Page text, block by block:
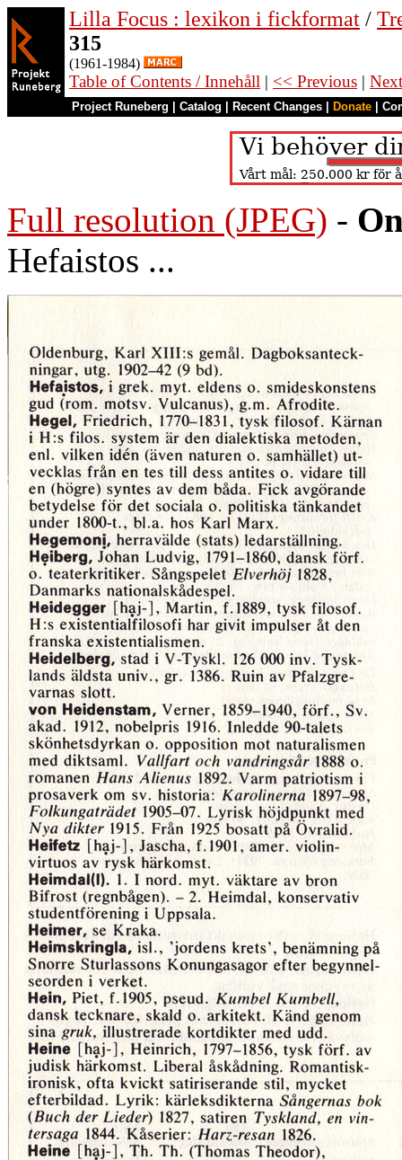
Lilla Focus : lexikon i fickformat /
315
(1961-1984)
Table of Contents / Innehåll | << Previous |
Project Runeberg Catalog Recent Changes Donate
Full resolution (JPEG) -
Hefaistos ...